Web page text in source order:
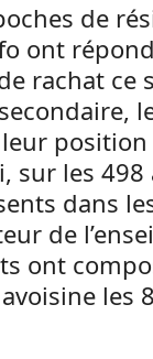
de
ont
rachat ce
position
sur les
dans
de
ont
les